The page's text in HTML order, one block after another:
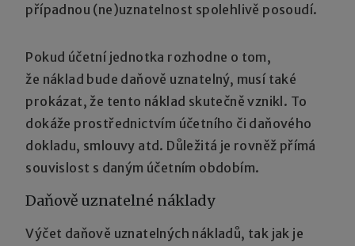
případnou (ne)uznatelnost spolehlivě posoudí.
Pokud účetní jednotka rozhodne o tom,
že náklad bude daňově uznatelný, musí také
prokázat, že tento náklad skutečně vznikl. To
dokáže prostřednictvím účetního či daňového
dokladu, smlouvy atd. Důležitá je rovněž přímá
souvislost s daným účetním obdobím.
Daňově uznatelné náklady
Výčet daňově uznatelných nákladů, tak jak je